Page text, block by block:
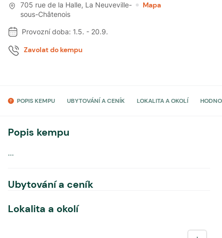
705 rue de la Halle, La Neuveville-
sous-Châtenois
Mapa
Provozní doba: 1.5. - 20.9.
Zavolat do kempu
POPIS KEMPU UBYTOVÁNÍ A CENÍK LOKALITA A OKOLÍ
Popis kempu
...
Ubytování a ceník
Lokalita a okolí